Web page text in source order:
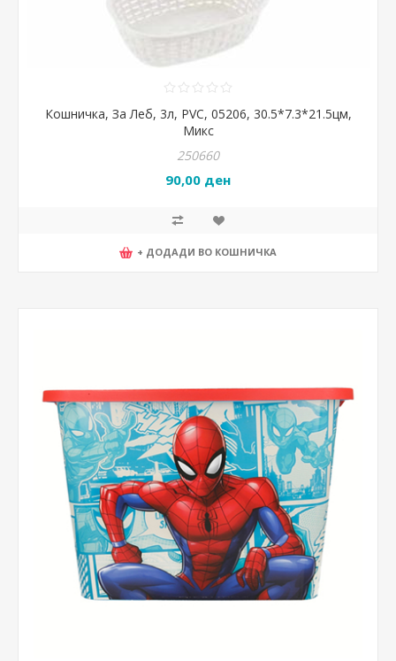
Кошничка, За Леб, 3л, PVC, 05206, 30.5*7.3*21.5цм,
Микс
250660
90,00 ден
+ ДОДАДИ ВО КОШНИЧКА